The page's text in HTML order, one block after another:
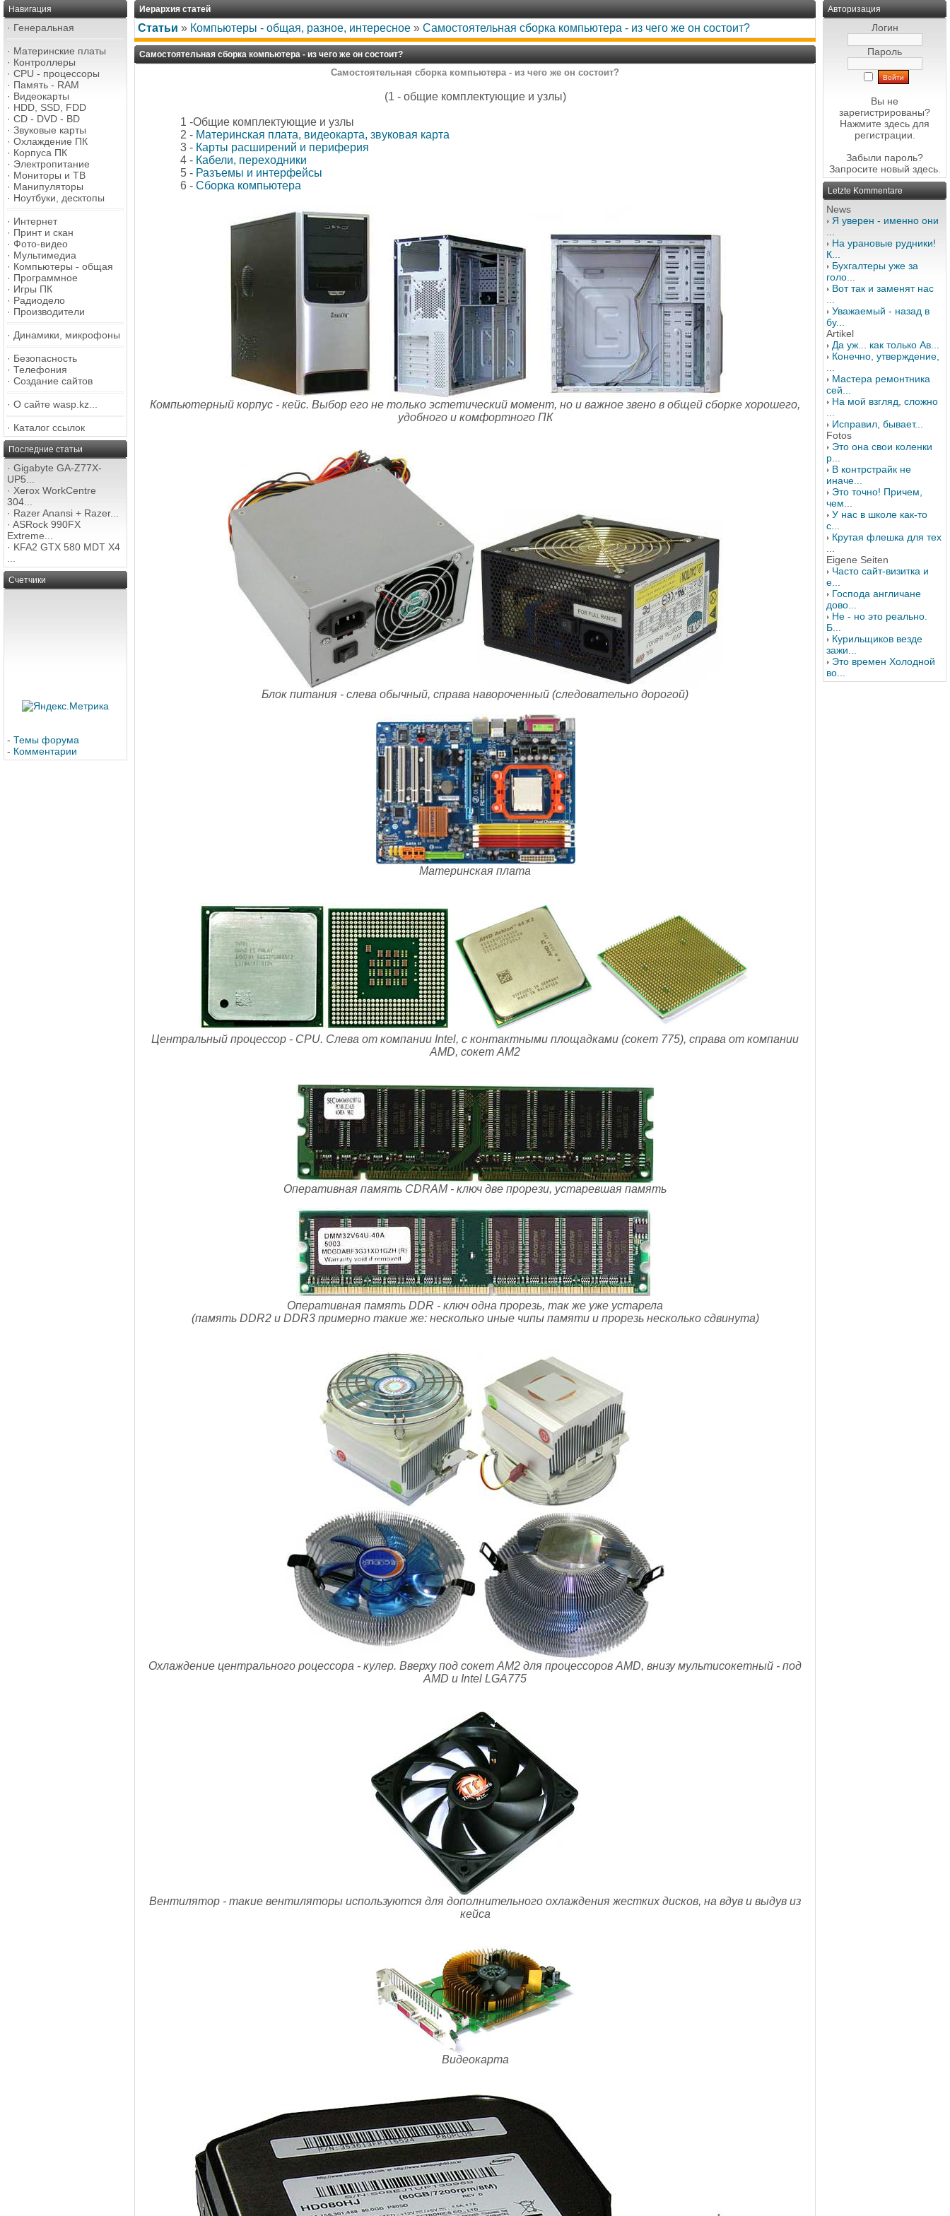
Навигация
· Генеральная
· Материнские платы
· Контроллеры
· CPU - процессоры
· Память - RAM
· Видеокарты
· HDD, SSD, FDD
· CD - DVD - BD
· Звуковые карты
· Охлаждение ПК
· Корпуса ПК
· Электропитание
· Мониторы и ТВ
· Манипуляторы
· Ноутбуки, десктопы
· Интернет
· Принт и скан
· Фото-видео
· Мультимедиа
· Компьютеры - общая
· Программное
· Игры ПК
· Радиодело
· Производители
· Динамики, микрофоны
· Безопасность
· Телефония
· Создание сайтов
· О сайте wasp.kz...
· Каталог ссылок
Последние статьи
· Gigabyte GA-Z77X-
UP5...
· Xerox WorkCentre
304...
· Razer Anansi + Razer...
· ASRock 990FX
Extreme...
· KFA2 GTX 580 MDT X4
Счетчики
- Темы форума
- Комментарии
Иерархия статей
Статьи » Компьютеры - общая, разное, интересное » Самостоятельная сборка компьютера - из чего же он состоит?
Самостоятельная сборка компьютера - из чего же он состоит?
Самостоятельная сборка компьютера - из чего же он состоит?
(1 - общие комплектующие и узлы)
1 -Общие комплектующие и узлы
2 - Материнская плата, видеокарта, звуковая карта
3 - Карты расширений и периферия
4 - Кабели, переходники
5 - Разъемы и интерфейсы
6 - Сборка компьютера
Компьютерный корпус - кейс. Выбор его не только эстетический момент, но и важное звено в общей сборке хорошего,
удобного и комфортного ПК
Блок питания - слева обычный, справа навороченный (следовательно дорогой)
Материнская плата
Центральный процессор - CPU. Слева от компании Intel, с контактными площадками (сокет 775), справа от компании
AMD, сокет АМ2
Оперативная память CDRAM - ключ две прорези, устаревшая память
Оперативная память DDR - ключ одна прорезь, так же уже устарела
(память DDR2 и DDR3 примерно такие же: несколько иные чипы памяти и прорезь несколько сдвинута)
Охлаждение центрального роцессора - кулер. Вверху под сокет АМ2 для процессоров AMD, внизу мультисокетный - под
AMD и Intel LGA775
Вентилятор - такие вентиляторы используются для дополнительного охлаждения жестких дисков, на вдув и выдув из
кейса
Видеокарта
Авторизация
Логин
Пароль
Вы не
зарегистрированы?
Нажмите здесь для
регистрации.
Забыли пароль?
Запросите новый здесь.
Letzte Kommentare
News
Я уверен - именно они
На урановые рудники!
К...
Бухгалтеры уже за
голо...
Вот так и заменят нас
Уважаемый - назад в
бу...
Artikel
Да уж... как только Ав...
Конечно, утверждение,
Мастера ремонтника
сей...
На мой взгляд, сложно
Исправил, бывает...
Fotos
Это она свои коленки
р...
В контрстрайк не
иначе...
Это точно! Причем,
чем...
У нас в школе как-то
с...
Крутая флешка для тех
Eigene Seiten
Часто сайт-визитка и
е...
Господа англичане
дово...
Не - но это реально.
Б...
Курильщиков везде
зажи...
Это времен Холодной
во...